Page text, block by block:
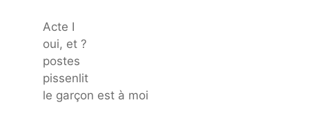
Acte I
oui, et ?
postes
pissenlit
le garçon est à moi